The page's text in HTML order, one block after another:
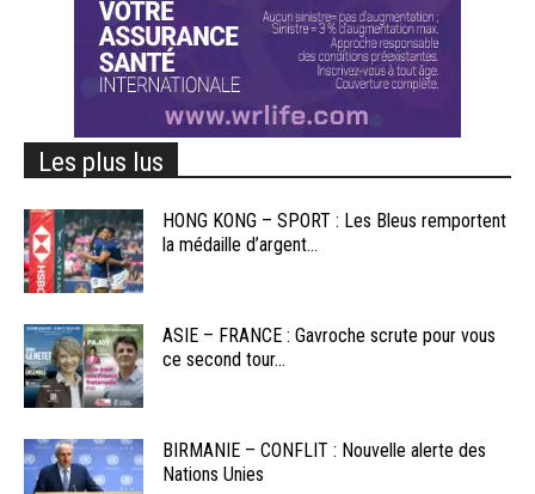
Les plus lus
HONG KONG – SPORT : Les Bleus remportent
la médaille d’argent...
ASIE – FRANCE : Gavroche scrute pour vous
ce second tour...
BIRMANIE – CONFLIT : Nouvelle alerte des
Nations Unies